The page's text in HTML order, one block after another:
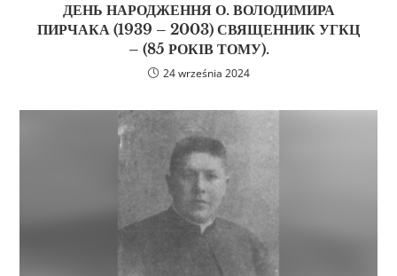
ДЕНЬ НАРОДЖЕННЯ О. ВОЛОДИМИРА
ПИРЧАКА (1939 – 2003) СВЯЩЕННИК УГКЦ
– (85 РОКІВ ТОМУ).
24 września 2024